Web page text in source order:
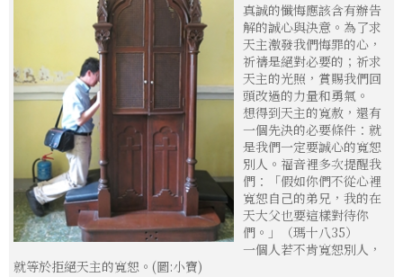
真誠的懺悔應該含有辦告
解的誠心與決意。為了求
天主激發我們悔罪的心，
祈禱是絕對必要的；祈求
天主的光照，賞賜我們回
頭改過的力量和勇氣。
想得到天主的寬赦，還有
一個先決的必要條件：就
是我們一定要誠心的寬恕
別人。福音裡多次提醒我
們：「假如你們不從心裡
寬恕自己的弟兄，我的在
天大父也要這樣對待你
們。」（瑪十八35）
一個人若不肯寬恕別人，
就等於拒絕天主的寬恕。(圖:小寶)